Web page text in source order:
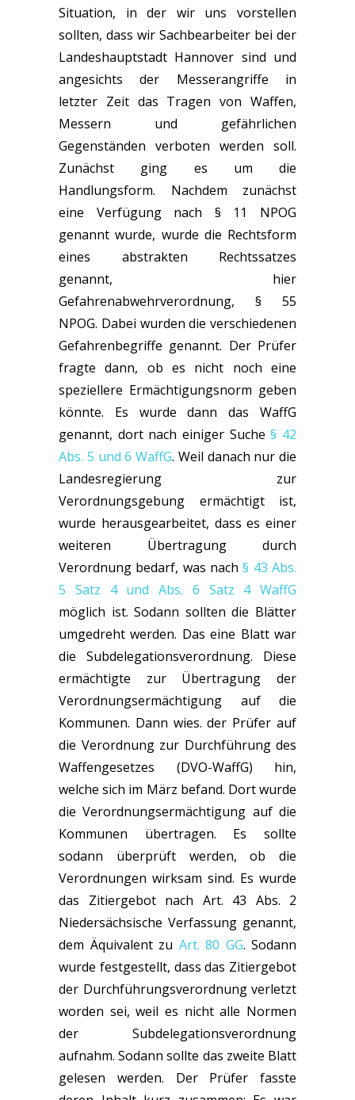
Situation, in der wir uns vorstellen
sollten, dass wir Sachbearbeiter bei der
Landeshauptstadt Hannover sind und
angesichts der Messerangriffe in
letzter Zeit das Tragen von Waffen,
Messern und gefährlichen
Gegenständen verboten werden soll.
Zunächst ging es um die
Handlungsform. Nachdem zunächst
eine Verfügung nach § 11 NPOG
genannt wurde, wurde die Rechtsform
eines abstrakten Rechtssatzes
genannt, hier
Gefahrenabwehrverordnung, § 55
NPOG. Dabei wurden die verschiedenen
Gefahrenbegriffe genannt. Der Prüfer
fragte dann, ob es nicht noch eine
speziellere Ermächtigungsnorm geben
könnte. Es wurde dann das WaffG
genannt, dort nach einiger Suche§ 42
Abs. 5 und 6 WaffG. Weil danach nur die
Landesregierung zur
Verordnungsgebung ermächtigt ist,
wurde herausgearbeitet, dass es einer
weiteren Übertragung durch
Verordnung bedarf, was nach§ 43 Abs.
5 Satz 4 und Abs. 6 Satz 4 WaffG
möglich ist. Sodann sollten die Blätter
umgedreht werden. Das eine Blatt war
die Subdelegationsverordnung. Diese
ermächtigte zur Übertragung der
Verordnungsermächtigung auf die
Kommunen. Dann wies. der Prüfer auf
die Verordnung zur Durchführung des
Waffengesetzes (DVO-WaffG) hin,
welche sich im März befand. Dort wurde
die Verordnungsermächtigung auf die
Kommunen übertragen. Es sollte
sodann überprüft werden, ob die
Verordnungen wirksam sind. Es wurde
das Zitiergebot nach Art. 43 Abs. 2
Niedersächsische Verfassung genannt,
dem Äquivalent zu Art. 80 GG. Sodann
wurde festgestellt, dass das Zitiergebot
der Durchführungsverordnung verletzt
worden sei, weil es nicht alle Normen
der Subdelegationsverordnung
aufnahm. Sodann sollte das zweite Blatt
gelesen werden. Der Prüfer fasste